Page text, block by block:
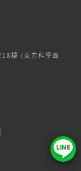
樓 (東方科學園